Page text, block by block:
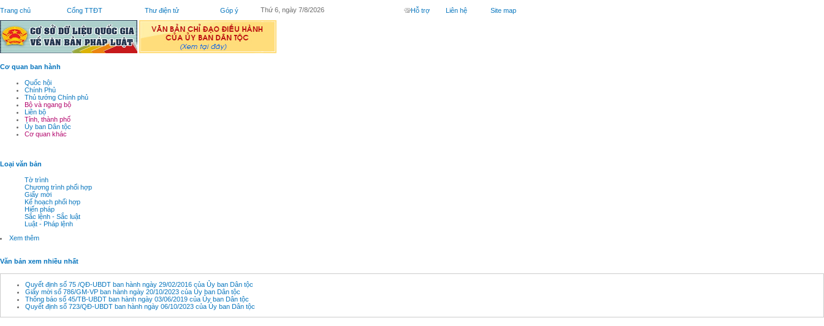
Trang chủ Cổng TTĐT Thư điện tử Góp ý Thứ 6, ngày 7/8/2026 Hỗ trợ Liên hệ Site map
Cơ quan ban hành
Quốc hội
Chính Phủ
Thủ tướng Chính phủ
Bộ và ngang bộ
Liên bộ
Tỉnh, thành phố
Ủy ban Dân tộc
Cơ quan khác
Loại văn bản
Tờ trình
Chương trình phối hợp
Giấy mời
Kế hoạch phối hợp
Hiến pháp
Sắc lệnh - Sắc luật
Luật - Pháp lệnh
Xem thêm
Văn bản xem nhiều nhất
Quyết định số 75 /QĐ-UBDT ban hành ngày 29/02/2016 của Ủy ban Dân tộc
Giấy mời số 786/GM-VP ban hành ngày 20/10/2023 của Ủy ban Dân tộc
Thông báo số 45/TB-UBDT ban hành ngày 03/06/2019 của Ủy ban Dân tộc
Quyết định số 723/QĐ-UBDT ban hành ngày 06/10/2023 của Ủy ban Dân tộc